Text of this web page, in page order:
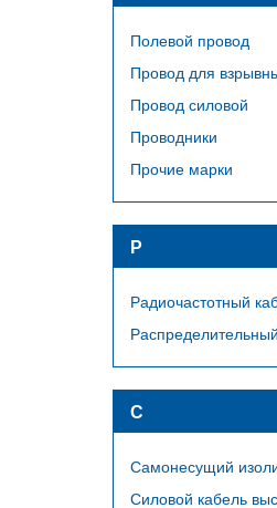
Полевой провод
Провод для
Провод силовой
Проводники
Прочие марки
Р
Радиочастотный
С
Самонесущий
Силовой кабель